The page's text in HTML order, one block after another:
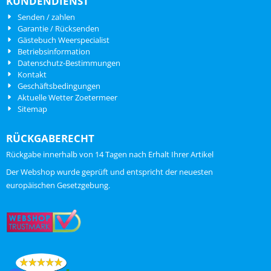
Senden / zahlen
Garantie / Rücksenden
Gästebuch Weerspecialist
Betriebsinformation
Datenschutz-Bestimmungen
Kontakt
Geschäftsbedingungen
Aktuelle Wetter Zoetermeer
Sitemap
RÜCKGABERECHT
Rückgabe innerhalb von 14 Tagen nach Erhalt Ihrer Artikel
ChatGPT zei:
Der Webshop wurde geprüft und entspricht der neuesten
europäischen Gesetzgebung.